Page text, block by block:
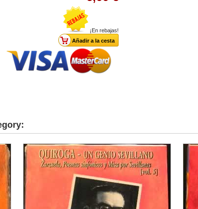
¡En rebajas!